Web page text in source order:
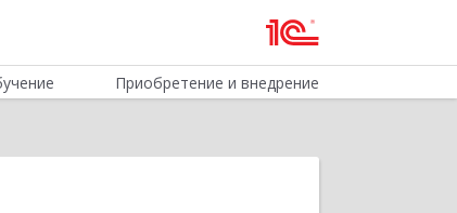
Приобретение и внедрение